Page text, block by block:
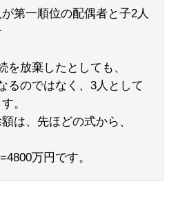
第一順位の配偶者と子2人
を放棄したとしても、
るのではなく、3人として
。
は、先ほどの式から、
万円です。